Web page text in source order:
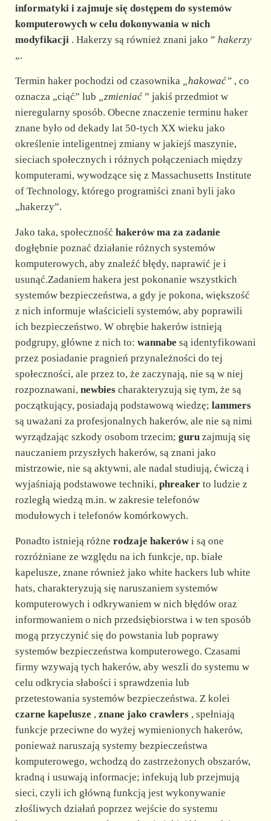
d
e
o
informatyki i zajmuje się dostępem do systemów
komputerowych w celu dokonywania w nich
modyfikacji. Hakerzy są również znani jako ” hakerzy
„.
Termin haker pochodzi od czasownika „hakować”, co
oznacza „ciąć” lub „zmieniać” jakiś przedmiot w
nieregularny sposób. Obecne znaczenie terminu haker
znane było od dekady lat 50-tych XX wieku jako
określenie inteligentnej zmiany w jakiejś maszynie,
sieciach społecznych i różnych połączeniach między
komputerami, wywodzące się z Massachusetts Institute
of Technology, którego programiści znani byli jako
„hakerzy”.
Jako taka, społeczność hakerów ma za zadanie
dogłębnie poznać działanie różnych systemów
komputerowych, aby znaleźć błędy, naprawić je i
usunąć.Zadaniem hakera jest pokonanie wszystkich
systemów bezpieczeństwa, a gdy je pokona, większość
z nich informuje właścicieli systemów, aby poprawili
ich bezpieczeństwo. W obrębie hakerów istnieją
podgrupy, główne z nich to: wannabe są identyfikowani
przez posiadanie pragnień przynależności do tej
społeczności, ale przez to, że zaczynają, nie są w niej
rozpoznawani, newbiescharakteryzują się tym, że są
początkujący, posiadają podstawową wiedzę; lammers
są uważani za profesjonalnych hakerów, ale nie są nimi
wyrządzając szkody osobom trzecim; guruzajmują się
nauczaniem przyszłych hakerów, są znani jako
mistrzowie, nie są aktywni, ale nadal studiują, ćwiczą i
wyjaśniają podstawowe techniki, phreakerto ludzie z
rozległą wiedzą m.in. w zakresie telefonów
modułowych i telefonów komórkowych.
Ponadto istnieją różne rodzaje hakerówi są one
rozróżniane ze względu na ich funkcje, np. białe
kapelusze, znane również jako white hackers lub white
hats, charakteryzują się naruszaniem systemów
komputerowych i odkrywaniem w nich błędów oraz
informowaniem o nich przedsiębiorstwa i w ten sposób
mogą przyczynić się do powstania lub poprawy
systemów bezpieczeństwa komputerowego. Czasami
firmy wzywają tych hakerów, aby weszli do systemu w
celu odkrycia słabości i sprawdzenia lub
przetestowania systemów bezpieczeństwa. Z kolei
czarne kapelusze , znane jako crawlers, spełniają
funkcje przeciwne do wyżej wymienionych hakerów,
ponieważ naruszają systemy bezpieczeństwa
komputerowego, wchodzą do zastrzeżonych obszarów,
kradną i usuwają informacje; infekują lub przejmują
sieci, czyli ich główną funkcją jest wykonywanie
złośliwych działań poprzez wejście do systemu